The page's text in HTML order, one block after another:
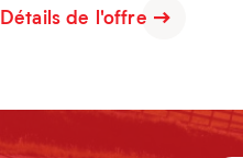
Détails de l'offre